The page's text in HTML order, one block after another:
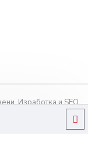
Изработка и SEO